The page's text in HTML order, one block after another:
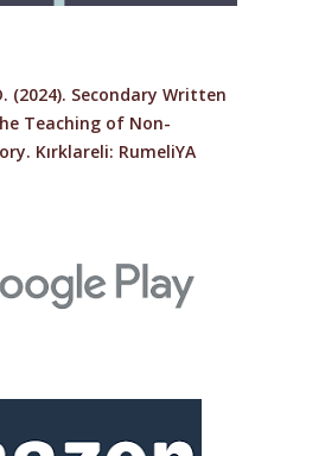
(2024). Secondary Written
Teaching of Non-
Kırklareli: RumeliYA